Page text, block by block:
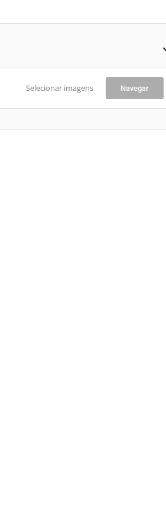
Selecionar imagens Navegar